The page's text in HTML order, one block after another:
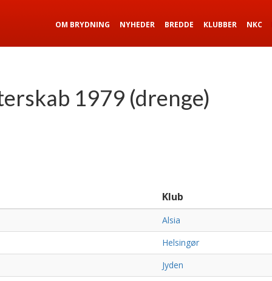
OM BRYDNING NYHEDER BREDDE KLUBBER NKC
1979 (drenge)
Klub
Alsia
Helsingør
Jyden